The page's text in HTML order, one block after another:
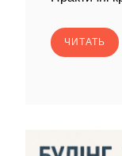
ЧИТАТЬ